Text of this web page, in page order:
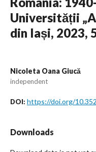
Universității
din Iași, 2023,
Nicoleta Oana Giucă
independent
DOI: https://doi.org/
Downloads